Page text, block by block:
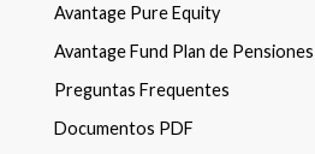
Avantage Pure Equity
Avantage Fund Plan de Pensiones
Preguntas Frequentes
Documentos PDF